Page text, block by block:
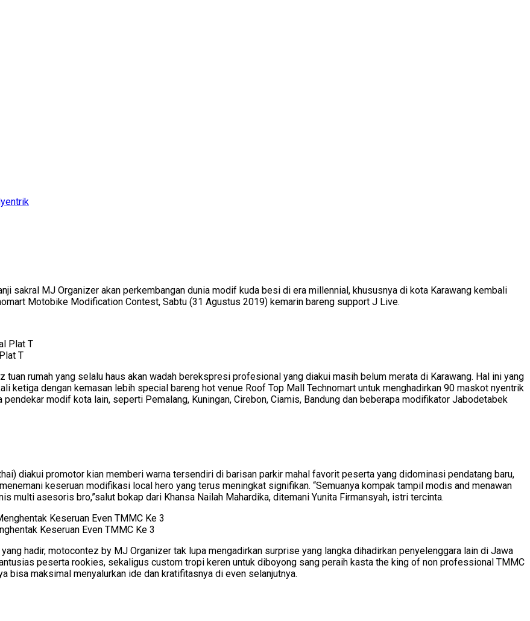
sakral MJ Organizer akan perkembangan dunia modif kuda besi di era millennial, khususnya di kota Karawang kembali
Motobike Modification Contest, Sabtu (31 Agustus 2019) kemarin bareng support J Live.
T
rumah yang selalu haus akan wadah berekspresi profesional yang diakui masih belum merata di Karawang. Hal ini yang
ketiga dengan kemasan lebih special bareng hot venue Roof Top Mall Technomart untuk menghadirkan 90 maskot nyentrik
modif kota lain, seperti Pemalang, Kuningan, Cirebon, Ciamis, Bandung dan beberapa modifikator Jabodetabek
diakui promotor kian memberi warna tersendiri di barisan parkir mahal favorit peserta yang didominasi pendatang baru,
keseruan modifikasi local hero yang terus meningkat signifikan. “Semuanya kompak tampil modis and menawan
multi asesoris bro,”salut bokap dari Khansa Nailah Mahardika, ditemani Yunita Firmansyah, istri tercinta.
Keseruan Even TMMC Ke 3
hadir, motocontez by MJ Organizer tak lupa mengadirkan surprise yang langka dihadirkan penyelenggara lain di Jawa
peserta rookies, sekaligus custom tropi keren untuk diboyong sang peraih kasta the king of non professional TMMC
bisa maksimal menyalurkan ide dan kratifitasnya di even selanjutnya.